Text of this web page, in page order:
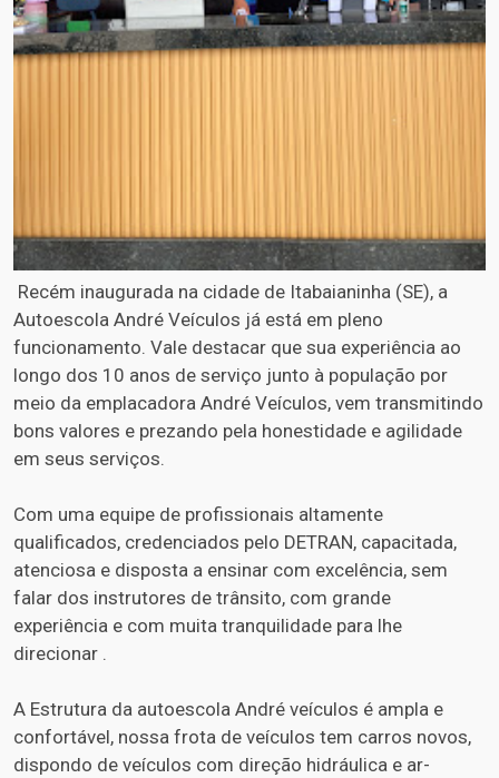
Recém inaugurada na cidade de Itabaianinha (SE), a
Autoescola André Veículos já está em pleno
funcionamento. Vale destacar que sua experiência ao
longo dos 10 anos de serviço junto à população por
meio da emplacadora André Veículos, vem transmitindo
bons valores e prezando pela honestidade e agilidade
em seus serviços.
Com uma equipe de profissionais altamente
qualificados, credenciados pelo DETRAN, capacitada,
atenciosa e disposta a ensinar com excelência, sem
falar dos instrutores de trânsito, com grande
experiência e com muita tranquilidade para lhe
direcionar .
A Estrutura da autoescola André veículos é ampla e
confortável, nossa frota de veículos tem carros novos,
dispondo de veículos com direção hidráulica e ar-